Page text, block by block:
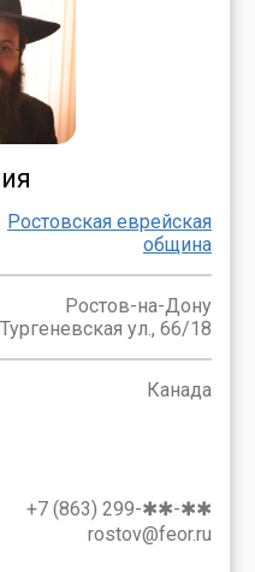
Ростовская еврейская
община
Ростов-на-Дону
Тургеневская ул., 66/18
Канада
+7 (863) 299-✱✱-✱✱
rostov@feor.ru